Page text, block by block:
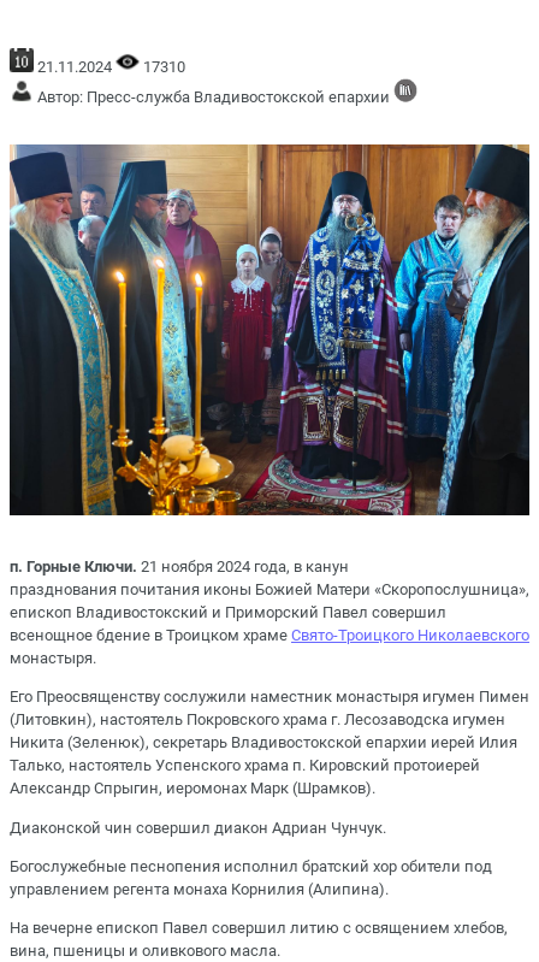
21.11.2024
17310
Автор: Пресс-служба Владивостокской епархии
п. Горные Ключи. 21 ноября 2024 года, в канун
празднования почитания иконы Божией Матери «Скоропослушница»,
епископ Владивостокский и Приморский Павел совершил
всенощное бдение в Троицком храме Свято-Троицкого Николаевского
монастыря.
Его Преосвященству сослужили наместник монастыря игумен Пимен
(Литовкин), настоятель Покровского храма г. Лесозаводска игумен
Никита (Зеленюк), секретарь Владивостокской епархии иерей Илия
Талько, настоятель Успенского храма п. Кировский протоиерей
Александр Спрыгин, иеромонах Марк (Шрамков).
Диаконской чин совершил диакон Адриан Чунчук.
Богослужебные песнопения исполнил братский хор обители под
управлением регента монаха Корнилия (Алипина).
На вечерне епископ Павел совершил литию с освящением хлебов,
вина, пшеницы и оливкового масла.